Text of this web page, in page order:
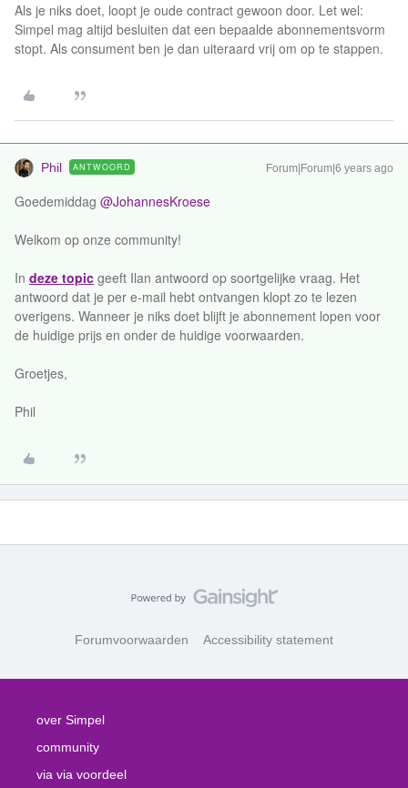
Als je niks doet, loopt je oude contract gewoon door. Let wel:
Simpel mag altijd besluiten dat een bepaalde abonnementsvorm
stopt. Als consument ben je dan uiteraard vrij om op te stappen.
Phil ANTWOORD Forum|Forum|6 years ago
Goedemiddag @JohannesKroese
Welkom op onze community!
In deze topic geeft Ilan antwoord op soortgelijke vraag. Het
antwoord dat je per e-mail hebt ontvangen klopt zo te lezen
overigens. Wanneer je niks doet blijft je abonnement lopen voor
de huidige prijs en onder de huidige voorwaarden.
Groetjes,
Phil
Forumvoorwaarden Accessibility statement
over Simpel
community
via via voordeel